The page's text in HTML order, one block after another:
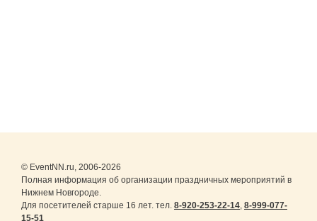
© EventNN.ru, 2006-2026
Полная информация об организации праздничных мероприятий в
Нижнем Новгороде.
Для посетителей старше 16 лет. тел. 8-920-253-22-14 8-999-077-
15-51